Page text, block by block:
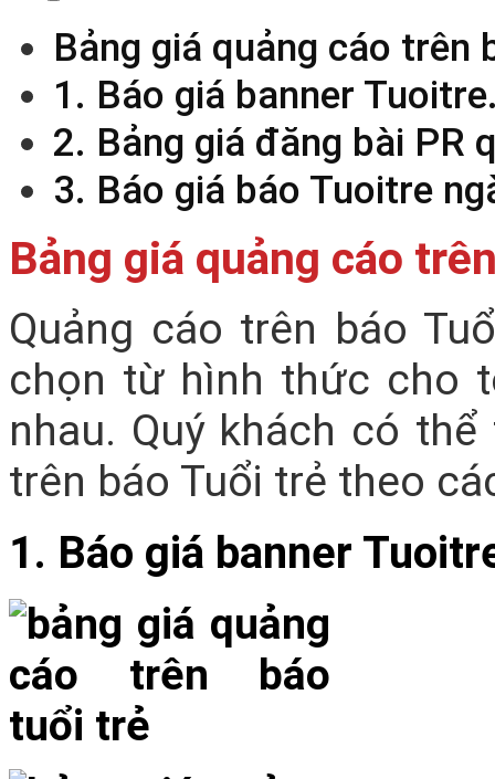
Bảng giá quảng cáo trên
1. Báo giá banner
2. Bảng giá đăng bài PR
3. Báo giá báo Tuoitre
Bảng giá quảng cáo
Quảng cáo trên báo
chọn từ hình thức cho
nhau. Quý khách có
trên báo Tuổi trẻ theo
1. Báo giá banner